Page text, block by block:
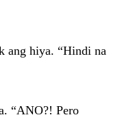
ang hiya. “Hindi na
“ANO?! Pero